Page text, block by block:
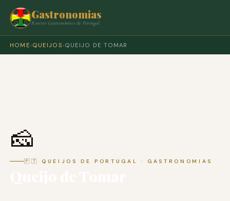
Gastronomias
Roteiro Gastronómico de Portugal
HOME › QUEIJOS › QUEIJO DE TOMAR
🧀
🇵🇹 QUEIJOS DE PORTUGAL · GASTRONOMIAS